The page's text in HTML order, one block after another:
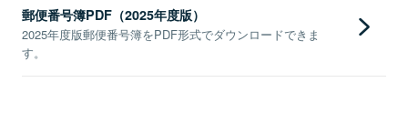
郵便番号簿PDF（2025年度版）
2025年度版郵便番号簿をPDF形式でダウンロードできま
す。